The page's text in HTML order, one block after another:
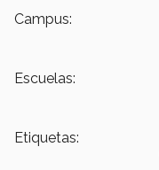
Campus:
Escuelas:
Etiquetas: